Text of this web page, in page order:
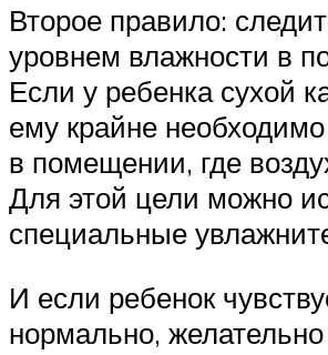
Второе правило:
уровнем влажности в
Если у ребенка сухой
ему крайне
в помещении, где
Для этой цели можно
специальные
И если ребенок
нормально,